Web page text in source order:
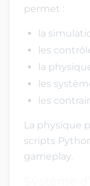
permet :
la
les
la
les
les
La physique
scripts
gameplay.